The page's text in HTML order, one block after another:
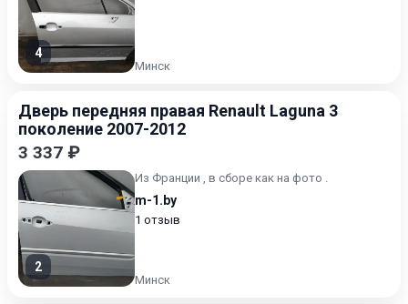
4
Минск
Дверь передняя правая Renault Laguna 3
поколение 2007-2012
3 337 ₽
2
Из Франции , в сборе как на фото .
m-1.by
1 отзыв
Минск